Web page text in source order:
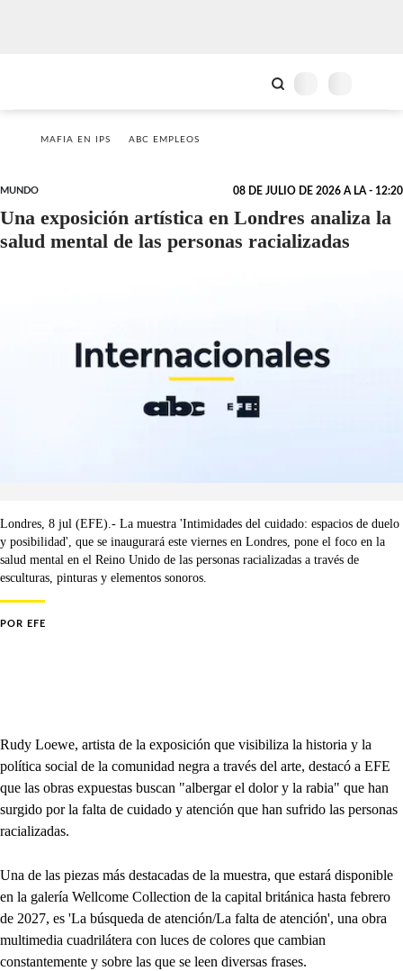
MAFIA EN IPS ABC EMPLEOS
MUNDO 08 DE JULIO DE 2026 A LA - 12:20
Una exposición artística en Londres analiza la
salud mental de las personas racializadas
Londres, 8 jul (EFE).- La muestra 'Intimidades del cuidado: espacios de duelo
y posibilidad', que se inaugurará este viernes en Londres, pone el foco en la
salud mental en el Reino Unido de las personas racializadas a través de
esculturas, pinturas y elementos sonoros.
POR EFE
Rudy Loewe, artista de la exposición que visibiliza la historia y la
política social de la comunidad negra a través del arte, destacó a EFE
que las obras expuestas buscan "albergar el dolor y la rabia" que han
surgido por la falta de cuidado y atención que han sufrido las personas
racializadas.
Una de las piezas más destacadas de la muestra, que estará disponible
en la galería Wellcome Collection de la capital británica hasta febrero
de 2027, es 'La búsqueda de atención/La falta de atención', una obra
multimedia cuadrilátera con luces de colores que cambian
constantemente y sobre las que se leen diversas frases.